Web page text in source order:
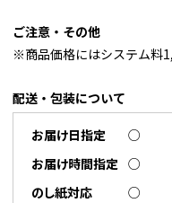
ご注意・その他
※商品価格にはシステム料
配送・包装について
お届け日指定
○
お届け時間指定 ○
のし紙対応
○